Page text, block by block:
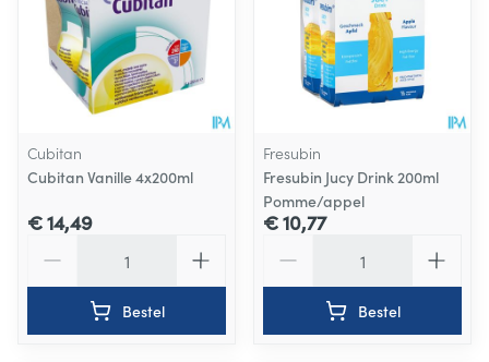
Cubitan
Cubitan Vanille 4x200ml
€ 14,49
Bestel
Fresubin
Fresubin Jucy Drink 200ml
Pomme/appel
€ 10,77
Bestel